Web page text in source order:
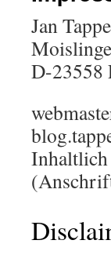
Jan
D-23558
Inhaltlich